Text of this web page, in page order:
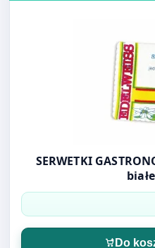
SERWETKI
Do